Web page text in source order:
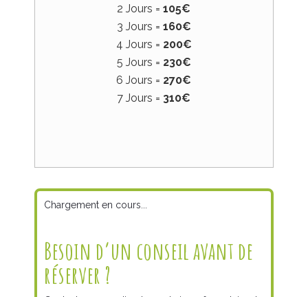
2 Jours =105€
3 Jours = 160€
4 Jours = 200€
5 Jours = 230€
6 Jours = 270€
7 Jours = 310€
Chargement en cours...
Besoin d’un conseil avant de
réserver ?